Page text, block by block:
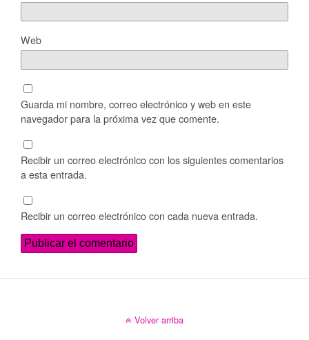
Web
Guarda mi nombre, correo electrónico y web en este
navegador para la próxima vez que comente.
Recibir un correo electrónico con los siguientes comentarios
a esta entrada.
Recibir un correo electrónico con cada nueva entrada.
Volver arriba